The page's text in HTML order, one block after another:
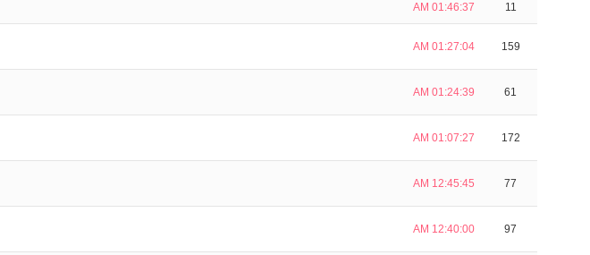
AM 01:46:37 11
AM 01:27:04 159
AM 01:24:39 61
AM 01:07:27 172
AM 12:45:45 77
AM 12:40:00 97